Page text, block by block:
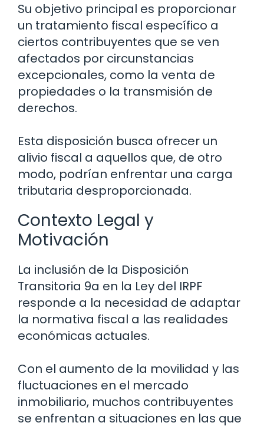
Su objetivo principal es proporcionar
un tratamiento fiscal específico a
ciertos contribuyentes que se ven
afectados por circunstancias
excepcionales, como la venta de
propiedades o la transmisión de
derechos.
Esta disposición busca ofrecer un
alivio fiscal a aquellos que, de otro
modo, podrían enfrentar una carga
tributaria desproporcionada.
Contexto Legal y
Motivación
La inclusión de la Disposición
Transitoria 9a en la Ley del IRPF
responde a la necesidad de adaptar
la normativa fiscal a las realidades
económicas actuales.
Con el aumento de la movilidad y las
fluctuaciones en el mercado
inmobiliario, muchos contribuyentes
se enfrentan a situaciones en las que